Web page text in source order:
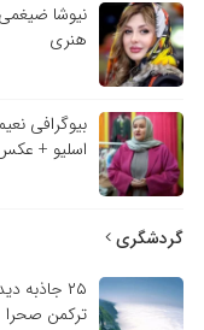
نیوشا
هنری
بیوگرافی
اسلیو +
گردشگری
۲۵ جاذبه
ترکمن صحرا